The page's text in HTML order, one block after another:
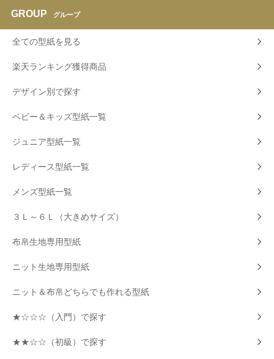
GROUP グループ
全ての型紙を見る
楽天ランキング獲得商品
デザイン別で探す
ベビー＆キッズ型紙一覧
ジュニア型紙一覧
レディース型紙一覧
メンズ型紙一覧
３Ｌ～６Ｌ（大きめサイズ）
布帛生地専用型紙
ニット生地専用型紙
ニット＆布帛どちらでも作れる型紙
★☆☆☆（入門）で探す
★★☆☆（初級）で探す